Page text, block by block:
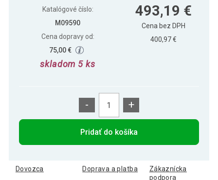
PREMIUM, zelený / tmavý,7 ft
493,19 €
Katalógové číslo:
M09590
Cena dopravy od:
75,00 €
skladom 5 ks
493,19 €
Cena bez DPH
400,97 €
- +
Pridať do košíka
Dovozca Doprava a platba
Zákaznícka
podpora